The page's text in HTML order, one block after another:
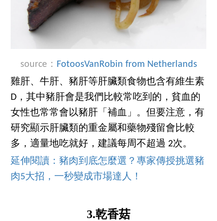
source： FotoosVanRobin from Netherlands
雞肝、牛肝、豬肝等肝臟類食物也含有維生素
D，其中豬肝會是我們比較常吃到的，貧血的
女性也常常會以豬肝「補血」。但要注意，有
研究顯示肝臟類的重金屬和藥物殘留會比較
多，適量地吃就好，建議每周不超過 2次。
延伸閱讀：豬肉到底怎麼選？專家傳授挑選豬
肉5大招，一秒變成市場達人！
3.乾香菇